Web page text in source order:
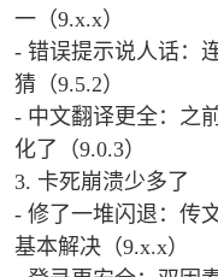
一（9.x.x）
- 错误提示说人话：
猜（9.5.2）
- 中文翻译更全：之
化了（9.0.3）
3. 卡死崩溃少多了
- 修了一堆闪退：传
基本解决（9.x.x）